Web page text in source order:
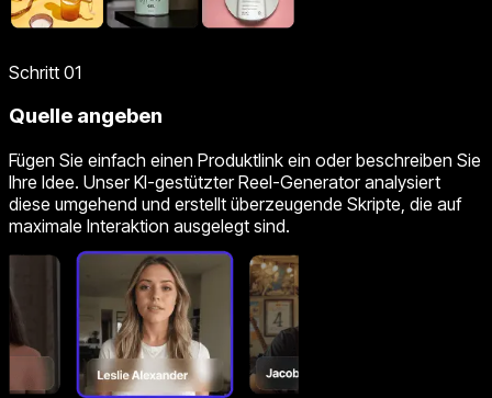
Schritt 01
Quelle angeben
Fügen Sie einfach einen Produktlink ein oder beschreiben Sie
Ihre Idee. Unser KI-gestützter Reel-Generator analysiert
diese umgehend und erstellt überzeugende Skripte, die auf
maximale Interaktion ausgelegt sind.